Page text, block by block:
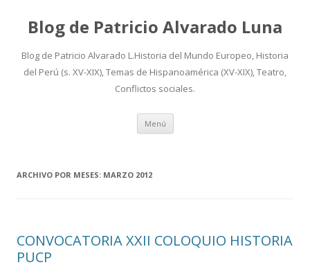
Blog de Patricio Alvarado Luna
Blog de Patricio Alvarado L.Historia del Mundo Europeo, Historia
del Perú (s. XV-XIX), Temas de Hispanoamérica (XV-XIX), Teatro,
Conflictos sociales.
Menú Ir
contenido
ARCHIVO POR MESES: MARZO 2012
CONVOCATORIA XXII COLOQUIO HISTORIA
PUCP